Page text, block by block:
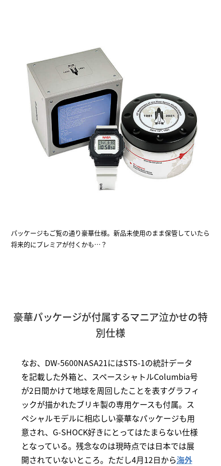
パッケージもご覧の通り豪華仕様。新品未使用のまま保管していたら
将来的にプレミアが付くかも…？
豪華パッケージが付属するマニア泣かせの特
別仕様
なお、DW-5600NASA21にはSTS-1の統計データ
を記載した外箱と、スペースシャトルColumbia号
が2日間かけて地球を周回したことを表すグラフィ
ックが描かれたブリキ製の専用ケースも付属。ス
ペシャルモデルに相応しい豪華なパッケージも用
意され、G-SHOCK好きにとってはたまらない仕様
となっている。残念なのは現時点では日本では展
開されていないところ。ただし4月12日から海外